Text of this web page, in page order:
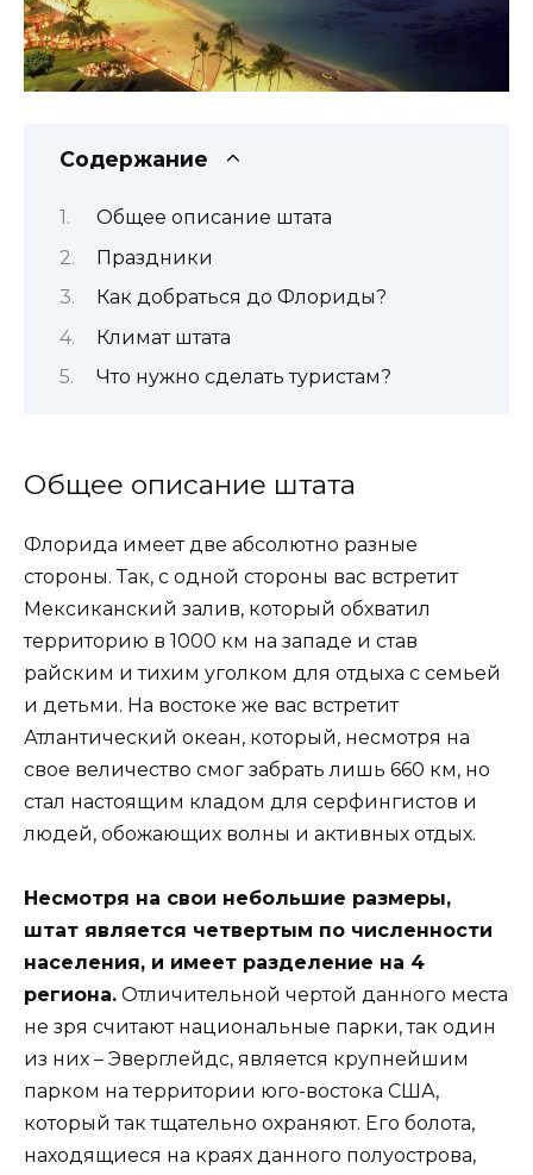
Содержание
Общее описание штата
Праздники
Как добраться до Флориды?
Климат штата
Что нужно сделать туристам?
Общее описание штата
Флорида имеет две абсолютно разные
стороны. Так, с одной стороны вас встретит
Мексиканский залив, который обхватил
территорию в 1000 км на западе и став
райским и тихим уголком для отдыха с семьей
и детьми. На востоке же вас встретит
Атлантический океан, который, несмотря на
свое величество смог забрать лишь 660 км, но
стал настоящим кладом для серфингистов и
людей, обожающих волны и активных отдых.
Несмотря на свои небольшие размеры,
штат является четвертым по численности
населения, и имеет разделение на 4
региона. Отличительной чертой данного места
не зря считают национальные парки, так один
из них – Эверглейдс, является крупнейшим
парком на территории юго-востока США,
который так тщательно охраняют. Его болота,
находящиеся на краях данного полуострова,